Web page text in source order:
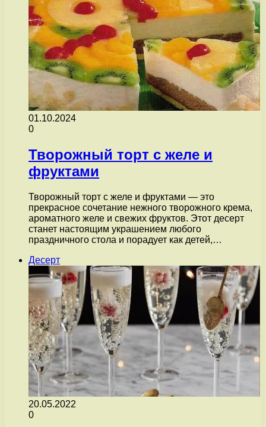
01.10.2024
0
Творожный торт с желе и
фруктами
Творожный торт с желе и фруктами — это
прекрасное сочетание нежного творожного крема,
ароматного желе и свежих фруктов. Этот десерт
станет настоящим украшением любого
праздничного стола и порадует как детей,…
Десерт
20.05.2022
0